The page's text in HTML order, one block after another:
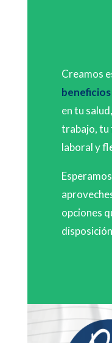
Creamos
en tu
trabajo, tu
laboral y
opciones